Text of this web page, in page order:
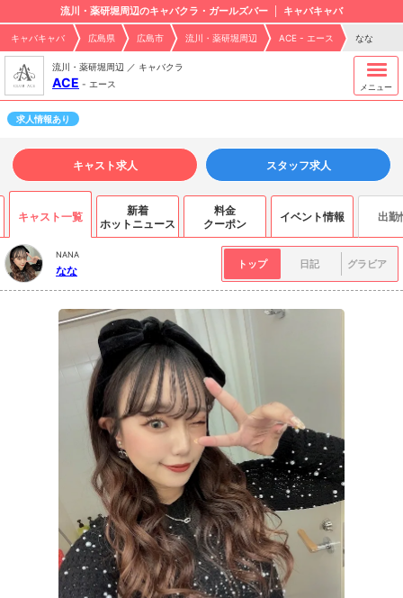
流川・薬研堀周辺のキャバクラ・ガールズバー キャバキャバ
キャバキャバ 広島県 広島市 流川・薬研堀周辺 ACE - エース なな
流川・薬研堀周辺 ／ キャバクラ
ACE - エース メニュー
求人情報あり
キャスト求人 スタッフ求人
キャスト一覧
新着
ホットニュース
料金
クーポン
イベント情報 出勤
NANA
なな トップ 日記 グラビア